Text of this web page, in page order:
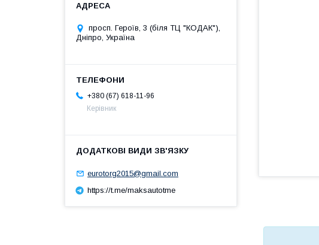
просп. Героїв, 3 (біля ТЦ "КОДАК"),
Дніпро, Україна
+380 (67) 618-11-96
Керівник
eurotorg2015@gmail.com
https://t.me/maksautotme